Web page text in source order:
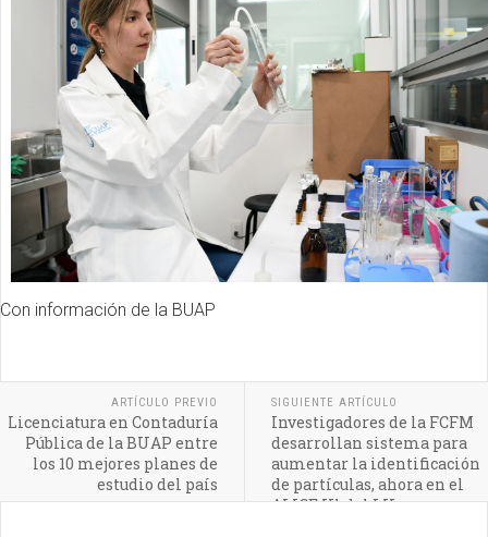
Con información de la BUAP
ARTÍCULO PREVIO
Licenciatura en Contaduría
Pública de la BUAP entre
los 10 mejores planes de
estudio del país
SIGUIENTE ARTÍCULO
Investigadores de la FCFM
desarrollan sistema para
aumentar la identificación
de partículas, ahora en el
ALICE IIl del LH